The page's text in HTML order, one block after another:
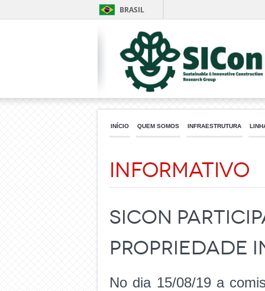
BRASIL
INÍCIO QUEM SOMOS INFRAESTRUTURA
Informativo
SICON
propriedade
No dia 15/08/19 a